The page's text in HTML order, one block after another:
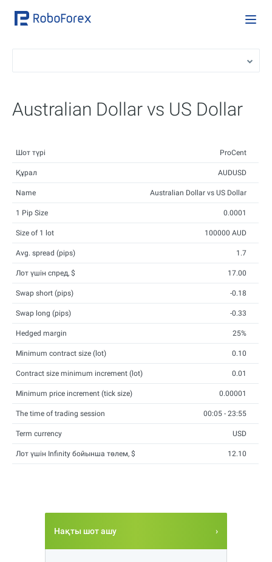
Australian Dollar vs US Dollar
Шот түрі ProCent
Құрал AUDUSD
Name Australian Dollar vs US Dollar
1 Pip Size 0.0001
Size of 1 lot 100000 AUD
Avg. spread (pips) 1.7
Лот үшін спред, $ 17.00
Swap short (pips) -0.18
Swap long (pips) -0.33
Hedged margin 25%
Minimum contract size (lot) 0.10
Contract size minimum increment (lot) 0.01
Minimum price increment (tick size) 0.00001
The time of trading session 00:05 - 23:55
Term currency USD
Лот үшін Infinity бойынша төлем, $ 12.10
Нақты шот ашу